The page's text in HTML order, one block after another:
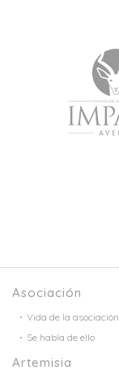
Asociación
Vida de la asociación
Se habla de ello
Artemisia